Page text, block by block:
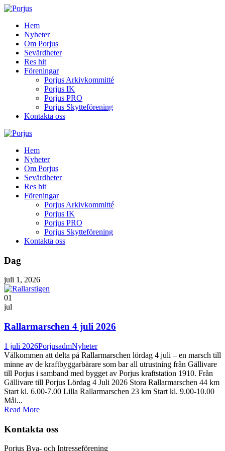
Hem
Nyheter
Om Porjus
Sevärdheter
Res hit
Föreningar
Porjus Arkivkommitté
Porjus IK
Porjus PRO
Porjus Skytteförening
Kontakta oss
Hem
Nyheter
Om Porjus
Sevärdheter
Res hit
Föreningar
Porjus Arkivkommitté
Porjus IK
Porjus PRO
Porjus Skytteförening
Kontakta oss
Dag
juli 1, 2026
01
jul
Rallarmarschen 4 juli 2026
1 juli 2026PorjusadmNyheter
Välkommen att delta på Rallarmarschen lördag 4 juli – en marsch till
minne av de kraftbyggarbärare som bar all utrustning från Gällivare
till Porjus i samband med bygget av Porjus kraftstation 1910. Från
Gällivare till Porjus Lördag 4 Juli 2026 Stora Rallarmarschen 44 km
Start kl. 6.00-7.00 Lilla Rallarmarschen 23 km Start kl. 9.00-10.00
Mål...
Read More
Kontakta oss
Porjus Bya- och Intresseförening